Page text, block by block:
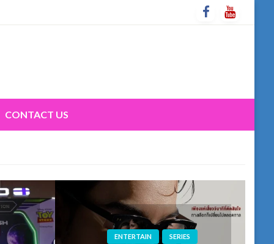
CONTACT US
ENTERTAIN SERIES